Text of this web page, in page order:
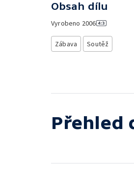
Obsah dílu
Vyrobeno 2006
Zábava Soutěž
Přehled